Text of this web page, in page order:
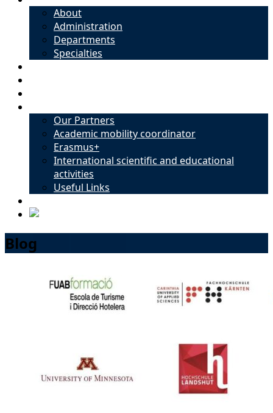
About
Administration
Departments
Specialties
Our Partners
Academic mobility coordinator
Erasmus+
International scientific and educational
activities
Useful Links
Blog